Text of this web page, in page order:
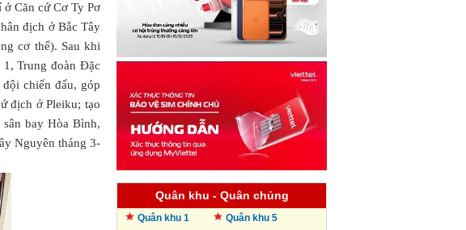
Căn cứ Cơ Ty Pơ
địch ở Bắc Tây
cơ thể). Sau khi
Trung đoàn Đặc
chiến đấu, góp
địch ở Pleiku; tạo
bay Hòa Bình,
Nguyên tháng 3-
Quân khu - Quân chủng
Quân khu 1
Quân khu 5